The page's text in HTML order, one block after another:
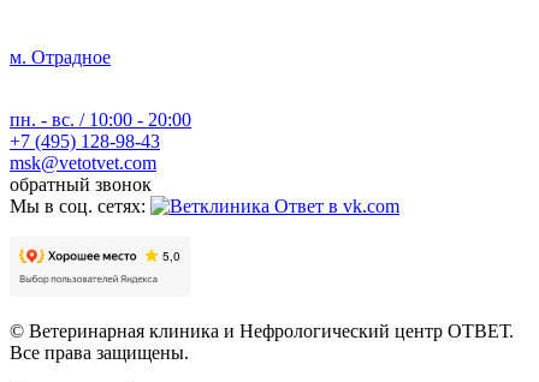
м. Отрадное
пн. - вс. / 10:00 - 20:00
+7 (495) 128-98-43
msk@vetotvet.com
обратный звонок
Мы в соц. сетях:
© Ветеринарная клиника и Нефрологический центр ОТВЕТ.
Все права защищены.